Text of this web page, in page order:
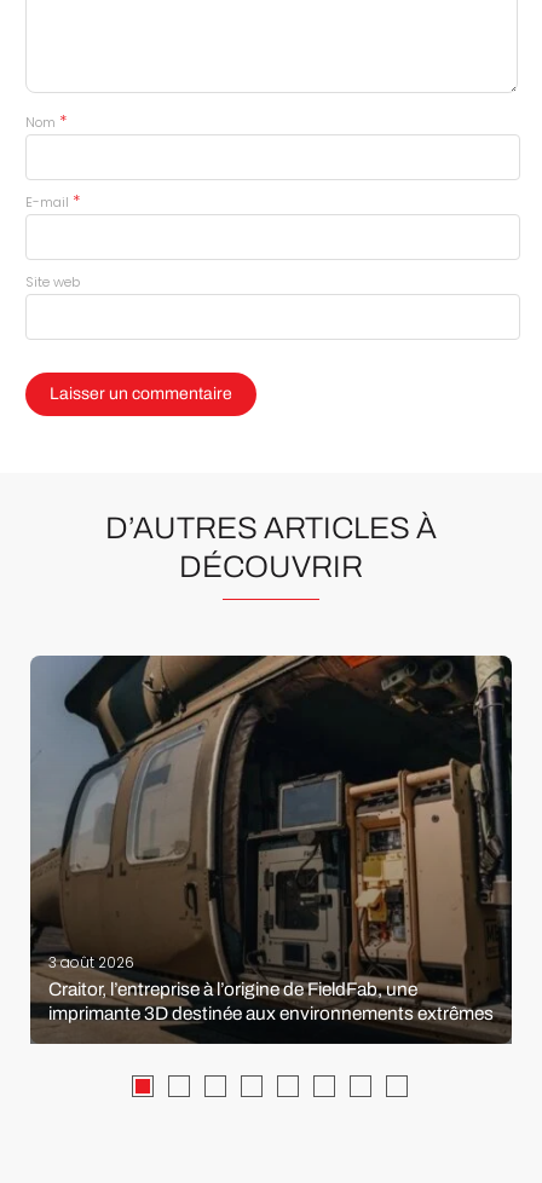
Nom *
E-mail *
Site web
D’AUTRES ARTICLES À
DÉCOUVRIR
3 août 2026
Craitor, l’entreprise à l’origine de FieldFab, une
imprimante 3D destinée aux environnements extrêmes